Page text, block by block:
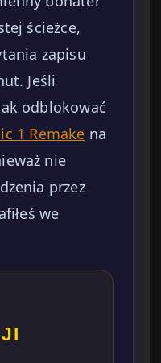
ścieżce,
zapisu
Jeśli
odblokować
1 Remake na
nie
przez
we